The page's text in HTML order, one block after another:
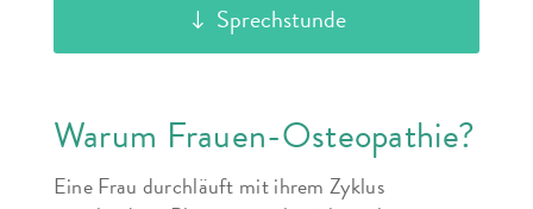
Sprechstunde
Warum Frauen-Osteopathie?
Eine Frau durchläuft mit ihrem Zyklus